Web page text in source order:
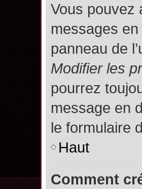
Vous pouvez
messages
panneau de
Modifier les
pourrez
message en
le formulaire
Haut
Comment